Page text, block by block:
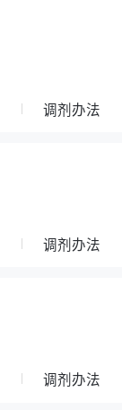
调剂办法
调剂办法
调剂办法